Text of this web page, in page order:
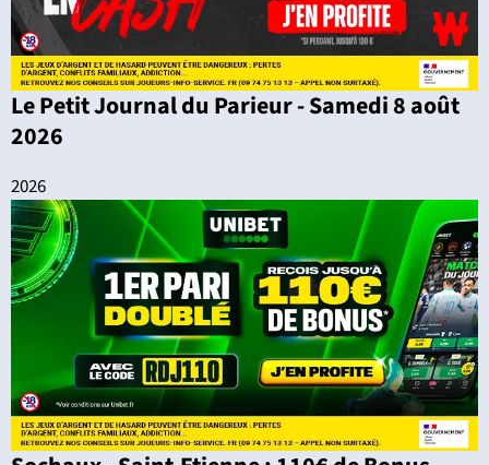
Le Petit Journal du Parieur - Samedi 8 août
2026
2026